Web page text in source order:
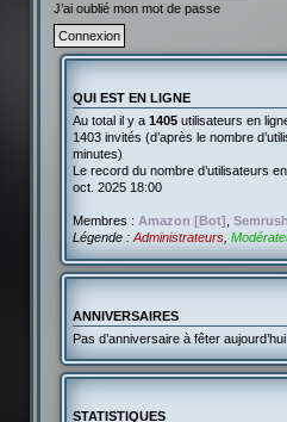
J’ai oublié mon mot de passe
QUI EST EN LIGNE
Au total il y a 1405utilisateurs en
1403 invités (d’après le nombre
minutes)
Le record du nombre d’utilisateurs
oct. 2025 18:00
Membres : Amazon [Bot]
Légende : Administrateurs,
ANNIVERSAIRES
Pas d’anniversaire à fêter aujourd’hui
STATISTIQUES